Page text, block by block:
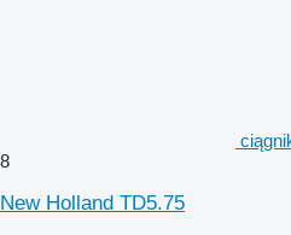
8
New Holland TD5.75